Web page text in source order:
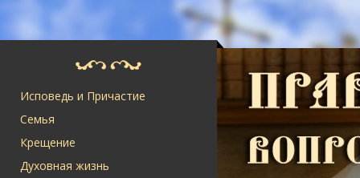
Исповедь и Причастие
Семья
Крещение
Духовная жизнь